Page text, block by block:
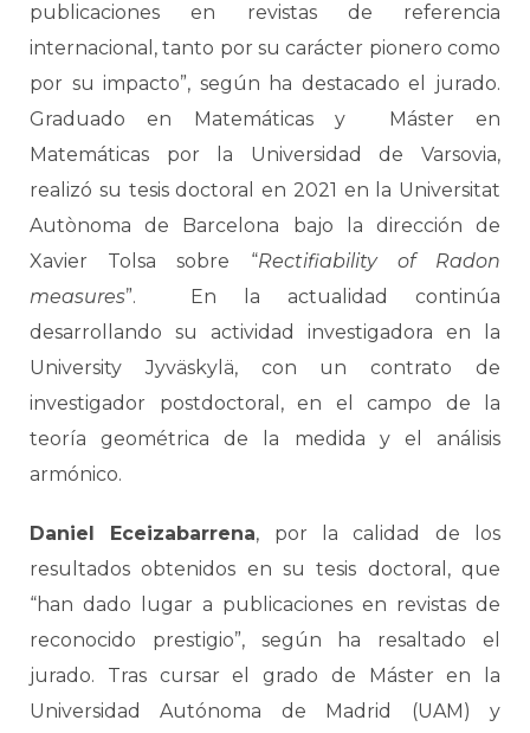
publicaciones en revistas de referencia
internacional, tanto por su carácter pionero como
por su impacto”, según ha destacado el jurado.
Graduado en Matemáticas y Máster en
Matemáticas por la Universidad de Varsovia,
realizó su tesis doctoral en 2021 en la Universitat
Autònoma de Barcelona bajo la dirección de
Xavier Tolsa sobre “Rectifiability of Radon
measures”. En la actualidad continúa
desarrollando su actividad investigadora en la
University Jyväskylä, con un contrato de
investigador postdoctoral, en el campo de la
teoría geométrica de la medida y el análisis
armónico.
Daniel Eceizabarrena, por la calidad de los
resultados obtenidos en su tesis doctoral, que
“han dado lugar a publicaciones en revistas de
reconocido prestigio”, según ha resaltado el
jurado. Tras cursar el grado de Máster en la
Universidad Autónoma de Madrid (UAM) y